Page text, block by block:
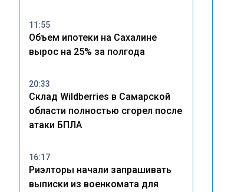
11:55
Объем ипотеки на Сахалине
вырос на 25% за полгода
20:33
Склад Wildberries в Самарской
области полностью сгорел после
атаки БПЛА
16:17
Риэлторы начали запрашивать
выписки из военкомата для